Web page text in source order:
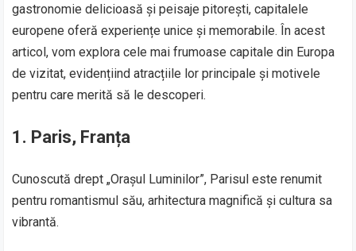
gastronomie delicioasă și peisaje pitorești, capitalele
europene oferă experiențe unice și memorabile. În acest
articol, vom explora cele mai frumoase capitale din Europa
de vizitat, evidențiind atracțiile lor principale și motivele
pentru care merită să le descoperi.
1. Paris, Franța
Cunoscută drept „Orașul Luminilor”, Parisul este renumit
pentru romantismul său, arhitectura magnifică și cultura sa
vibrantă.